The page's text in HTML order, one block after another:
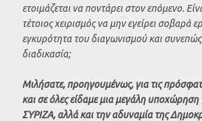
ετοιμάζεται να ποντάρει στον επόμενο.
τέτοιος χειρισμός να μην εγείρει σοβαρά
εγκυρότητα του διαγωνισμού και
διαδικασία;
Μιλήσατε, προηγουμένως, για τις
και σε όλες είδαμε μια μεγάλη
ΣΥΡΙΖΑ, αλλά και την αδυναμία της